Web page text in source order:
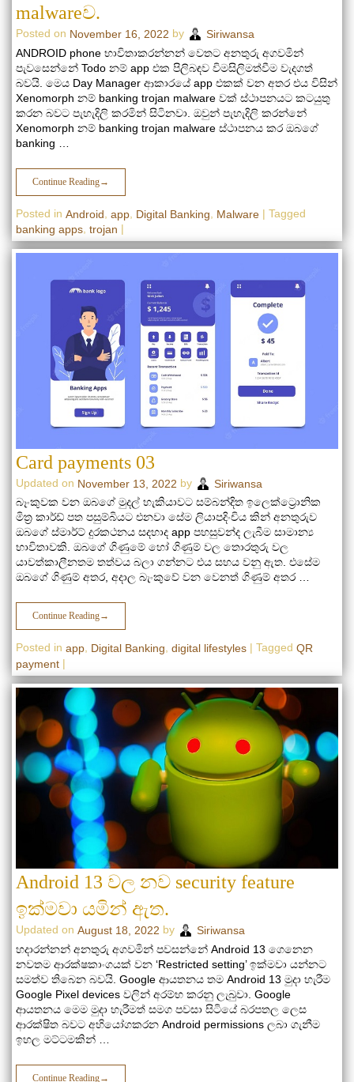
malwareව.
Posted on November 16, 2022 by
Siriwansa
ANDROID phone භාවිතාකරන්නන් වෙතට අනතුරු අගවමින්
පැවසෙන්නේ Todo නම් app එක පිලිබඳව විමසිලිමත්වීම වැදගත්
බවයි. මෙය Day Manager ආකාරයේ app එකක් වන අතර එය විසින්
Xenomorph නම් banking trojan malware වක් ස්ථාපනයට කටයුතු
කරන බවට පැහැදිලි කරමින් සිටිනවා. ඔවුන් පැහැදිලි කරන්නේ
Xenomorph නම් banking trojan malware ස්ථාපනය කර ඔබගේ
banking …
Continue Reading→
Posted in Android app Digital Banking Malware | Tagged
banking apps, trojan |
Card payments 03
Updated on November 13, 2022 by
Siriwansa
බෑංකුවක වන ඔබගේ මුදල් හැකියාවට සම්බන්දිත ඉලෙක්ට්‍රොනික
මිත්‍ර කාර්ඩ් පත පසුම්බියට එනවා සේම ලියාපදිංචිය කින් අනතුරුව
ඔබගේ ස්මාර්ට් දුරකථනය සදහාද app පහසුවන්ද ලැබීම සාමාන්‍ය
භාවිතාවකි. ඔබගේ ගිණුමේ හෝ ගිණුම් වල තොරතුරු වල
යාවත්කාලීනතම තත්වය බලා ගන්නට එය සහය වනු ඇත. එසේම
ඔබගේ ගිණුම් අතර, අදාල බැංකුවේ වන වෙනත් ගිණුම් අතර …
Continue Reading→
Posted in app, Digital Banking, digital lifestyles | Tagged QR
payment |
Android 13 වල නව security feature
ඉක්මවා යමින් ඇත.
Updated on August 18, 2022 by
Siriwansa
හදාරන්නන් අනතුරු අගවමින් පවසන්නේ Android 13 ගෙනෙන
නවතම ආරක්ෂකාංගයක් වන ‘Restricted setting’ ඉක්මවා යන්නට
සමත්ව තිබෙන බවයි. Google ආයතනය තම Android 13 මුදා හැරීම
Google Pixel devices වලින් අරම්භ කරනු ලැබුවා. Google
ආයතනය මෙම මුදා හැරීමත් සමග පවසා සිටියේ බරපතල ලෙස
ආරක්ෂිත බවට අභියෝගකරන Android permissions ලබා ගැනීම
ඉහල මට්ටමකින් …
Continue Reading→